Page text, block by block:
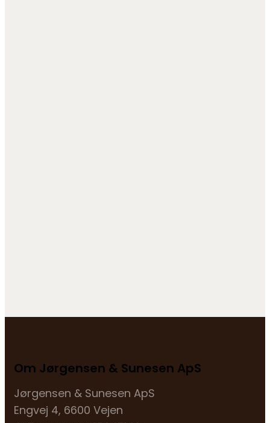
Om Jørgensen & Sunesen ApS
Jørgensen & Sunesen ApS
Engvej 4, 6600 Vejen